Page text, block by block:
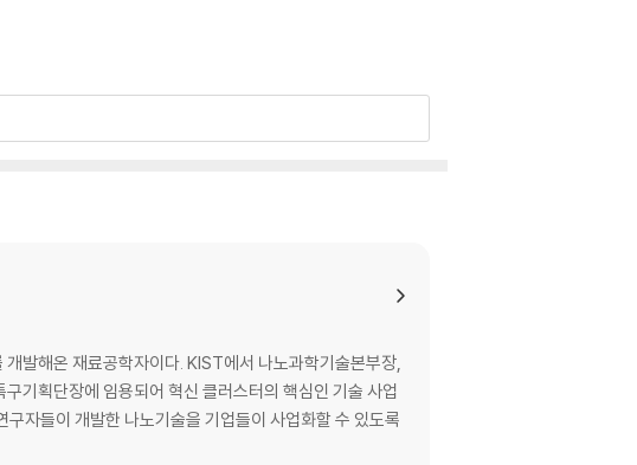
| 빔 테라퓨틱스 | 서남 | 스파이 버 | 스파이어 글로벌 | 시루
노스페이스 | 인디고 AG | 임파서블 푸드 | 잇 저스트 | 자이
브 시스템스 | TBM 코퍼레이션
발해온 재료공학자이다. KIST에서 나노과학기술본부장,
기획단장에 임용되어 혁신 클러스터의 핵심인 기술 사업
자들이 개발한 나노기술을 기업들이 사업화할 수 있도록